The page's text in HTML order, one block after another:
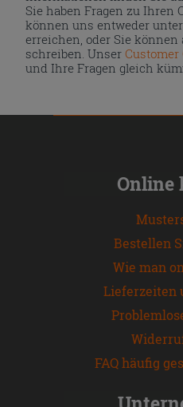
Sie haben Fragen zu Ihren
können uns entweder
erreichen, oder Sie
schreiben. UnserCustomer
und Ihre Fragen gleich
Online
Bestellen
Wie man
Lieferzeiten
FAQ häufig